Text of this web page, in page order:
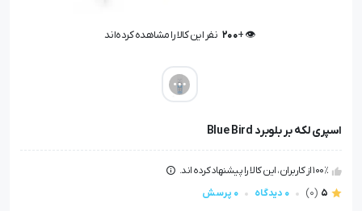
👁️ +
200 نفر این کالا را مشاهده کرده‌اند
اسپری لکه بر بلوبرد Blue Bird
100٪ از کاربران، این کالا را پیشنهاد کرده اند.
5
(0) 0 دیدگاه 0 پرسش